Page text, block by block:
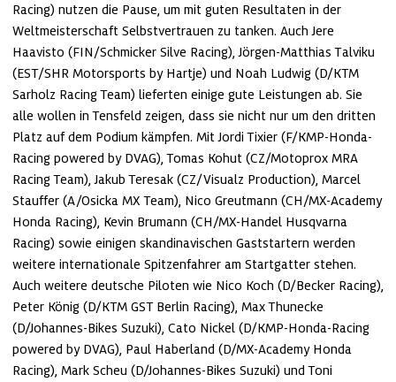
Racing) nutzen die Pause, um mit guten Resultaten in der
Weltmeisterschaft Selbstvertrauen zu tanken. Auch Jere
Haavisto (FIN/Schmicker Silve Racing), Jörgen-Matthias Talviku
(EST/SHR Motorsports by Hartje) und Noah Ludwig (D/KTM
Sarholz Racing Team) lieferten einige gute Leistungen ab. Sie
alle wollen in Tensfeld zeigen, dass sie nicht nur um den dritten
Platz auf dem Podium kämpfen. Mit Jordi Tixier (F/KMP-Honda-
Racing powered by DVAG), Tomas Kohut (CZ/Motoprox MRA
Racing Team), Jakub Teresak (CZ/Visualz Production), Marcel
Stauffer (A/Osicka MX Team), Nico Greutmann (CH/MX-Academy
Honda Racing), Kevin Brumann (CH/MX-Handel Husqvarna
Racing) sowie einigen skandinavischen Gaststartern werden
weitere internationale Spitzenfahrer am Startgatter stehen.
Auch weitere deutsche Piloten wie Nico Koch (D/Becker Racing),
Peter König (D/KTM GST Berlin Racing), Max Thunecke
(D/Johannes-Bikes Suzuki), Cato Nickel (D/KMP-Honda-Racing
powered by DVAG), Paul Haberland (D/MX-Academy Honda
Racing), Mark Scheu (D/Johannes-Bikes Suzuki) und Toni